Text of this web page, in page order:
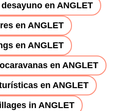
en ANGLET
en ANGLET
en ANGLET
en ANGLET
en ANGLET
in ANGLET